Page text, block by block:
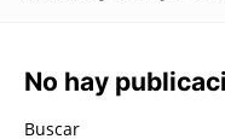
No hay
Buscar